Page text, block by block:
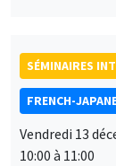
SÉMINAIRES
FRENCH-
Vendredi 13
10:00 à 11:00